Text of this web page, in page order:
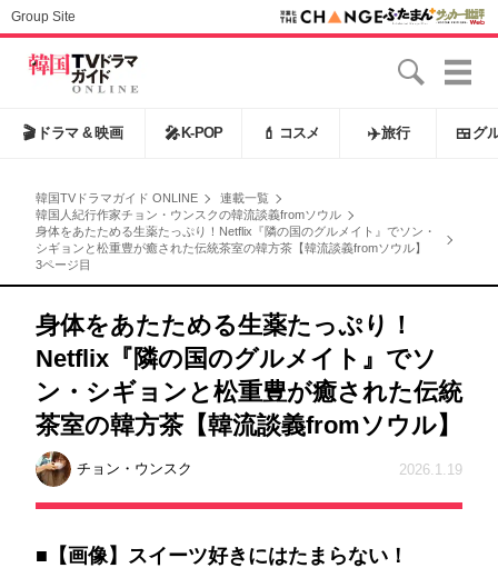
Group Site
🎬 ドラマ & 映画 🎤 K-POP 💄 コスメ ✈️旅行 🍱 グ
韓国TVドラマガイド ONLINE
連載一覧
韓国人紀行作家チョン・ウンスクの韓流談義fromソウル
身体をあたためる生薬たっぷり！Netflix『隣の国のグルメイト』でソン・
シギョンと松重豊が癒された伝統茶室の韓方茶【韓流談義fromソウル】
3ページ目
身体をあたためる生薬たっぷり！
Netflix『隣の国のグルメイト』でソ
ン・シギョンと松重豊が癒された伝統
茶室の韓方茶【韓流談義fromソウル】
チョン・ウンスク 2026.1.19
■【画像】スイーツ好きにはたまらない！